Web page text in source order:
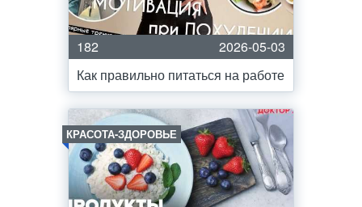
182
2026-05-03
Как правильно питаться на работе
КРАСОТА-ЗДОРОВЬЕ